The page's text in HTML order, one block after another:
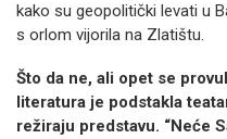
kako su geopolitički levati u
s orlom vijorila na Zlatištu.
Što da ne, ali opet se
literatura je podstakla
režiraju predstavu. “Neće